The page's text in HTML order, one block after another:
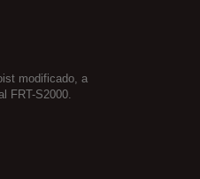
modificado, a
FRT-S2000.